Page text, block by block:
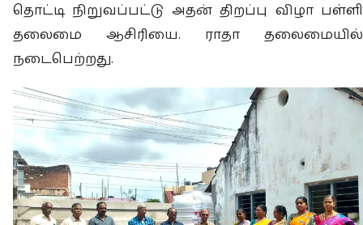
தொட்டி நிறுவப்பட்டு அதன் திறப்பு விழா பள்ளி
தலைமை ஆசிரியை. ராதா தலைமையில்
நடைபெற்றது.